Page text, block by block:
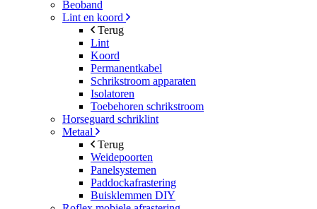
Beoband
Lint en koord
Terug
Lint
Koord
Permanentkabel
Schrikstroom apparaten
Isolatoren
Toebehoren schrikstroom
Horseguard schriklint
Metaal
Terug
Weidepoorten
Panelsystemen
Paddockafrastering
Buisklemmen DIY